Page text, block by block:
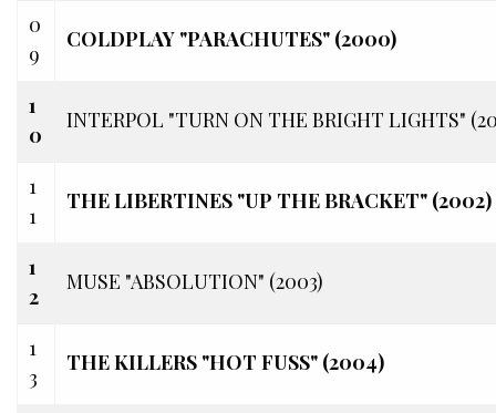
0
9
COLDPLAY "PARACHUTES" (2000)
1
0
INTERPOL "TURN ON THE BRIGHT LIGHTS"
1
1
THE LIBERTINES "UP THE BRACKET" (2002)
1
2
MUSE "ABSOLUTION" (2003)
1
3
THE KILLERS "HOT FUSS" (2004)